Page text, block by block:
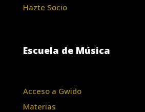
Hazte Socio
Escuela de Música
Acceso a Gwido
Materias